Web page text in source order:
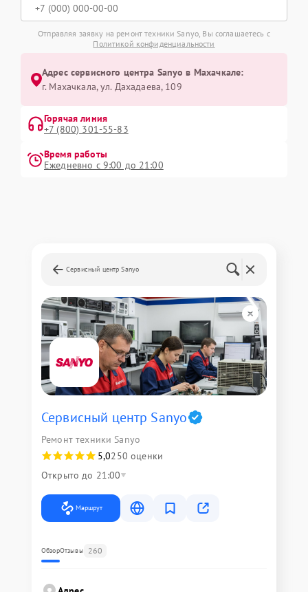
Отправляя заявку на ремонт техники Sanyo, Вы соглашаетесь с
Политикой конфиденциальности
Адрес сервисного центра Sanyo в Махачкале:
г. Махачкала, ул. Дахадаева, 109
Горячая линия
+7 (800) 301-55-83
Время работы
Ежедневно с 9:00 до 21:00
Сервисный центр Sanyo
Сервисный центр Sanyo
Ремонт техники Sanyo
5,0250 оценки
Открыто до 21:00
Маршрут
ОбзорОтзывы 260